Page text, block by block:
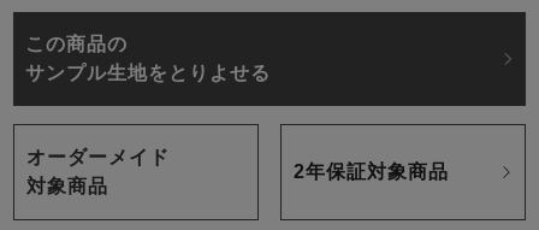
この商品の
サンプル生地をとりよせる
オーダーメイド
対象商品
2年保証対象商品